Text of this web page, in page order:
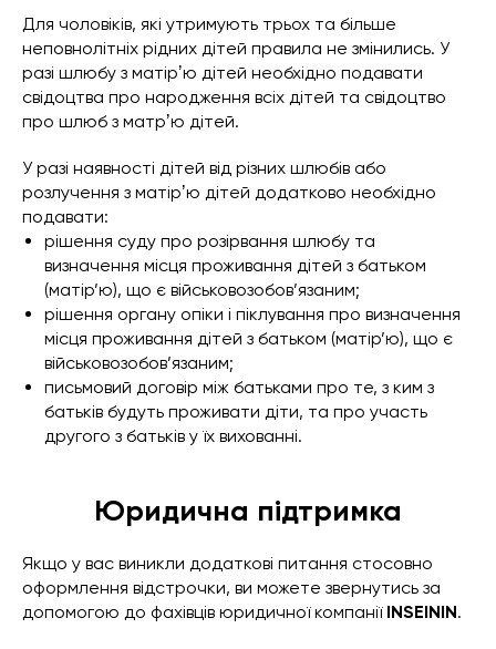
Для чоловіків, які утримують трьох та більше
неповнолітніх рідних дітей правила не змінились. У
разі шлюбу з матірʼю дітей необхідно подавати
свідоцтва про народження всіх дітей та свідоцтво
про шлюб з матрʼю дітей.
У разі наявності дітей від різних шлюбів або
розлучення з матірʼю дітей додатково необхідно
подавати:
рішення суду про розірвання шлюбу та
визначення місця проживання дітей з батьком
(матір’ю), що є військовозобов’язаним;
рішення органу опіки і піклування про визначення
місця проживання дітей з батьком (матір’ю), що є
військовозобов’язаним;
письмовий договір між батьками про те, з ким з
батьків будуть проживати діти, та про участь
другого з батьків у їх вихованні.
Юридична підтримка
Якщо у вас виникли додаткові питання стосовно
оформлення відстрочки, ви можете звернутись за
допомогою до фахівців юридичної компанії INSEININ.